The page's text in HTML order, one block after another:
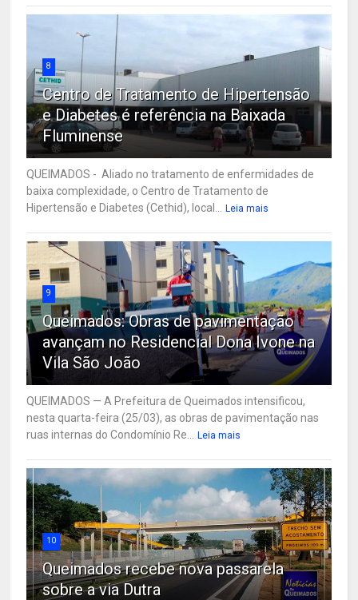
8
Centro de Tratamento de Hipertensão
e Diabetes é referência na Baixada
Fluminense
QUEIMADOS - Aliado no tratamento de enfermidades de
baixa complexidade, o Centro de Tratamento de
Hipertensão e Diabetes (Cethid), local...
Leia mais
9
Queimados: Obras de pavimentação
avançam no Residencial Dona Ivone na
Vila São João
QUEIMADOS — A Prefeitura de Queimados intensificou,
nesta quarta-feira (25/03), as obras de pavimentação nas
ruas internas do Condomínio Re...
Leia mais
10
Queimados recebe nova passarela
sobre a via Dutra